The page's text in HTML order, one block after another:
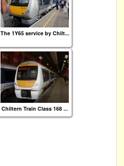
The 1Y65 service by Chilt...
Chiltern Train Class 168 ...